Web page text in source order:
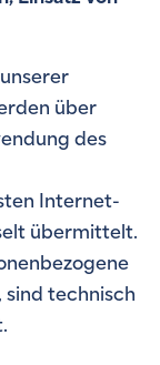
über
des
Internet-
übermittelt.
sind technisch